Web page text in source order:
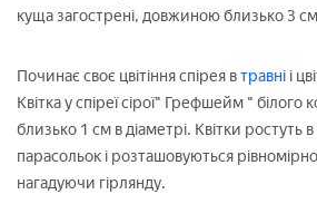
куща загострені, довжиною близько 3
Починає своє цвітіння спірея втравні і
Квітка у спіреї сірої" Грефшейм "
близько 1 см в діаметрі. Квітки ростуть в
парасольок і розташовуються рівномірно
нагадуючи гірлянду.